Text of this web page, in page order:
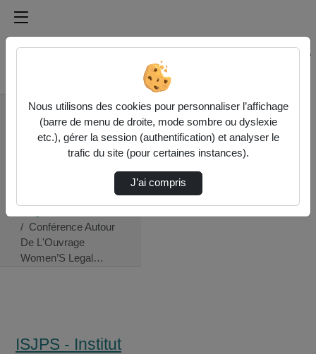
Médiathèque de l'université Paris
Rechercher un média sur Médiathèque de l'université
Accueil
ISJPS - Institut des
sciences juridique et
philosophique de la
Conférence Autour
De L'Ouvrage
Women’S Legal…
ISJPS - Institut
Nous utilisons des cookies pour personnaliser l’affichage
(barre de menu de droite, mode sombre ou dyslexie
etc.), gérer la session (authentification) et analyser le
trafic du site (pour certaines instances).
J’ai compris